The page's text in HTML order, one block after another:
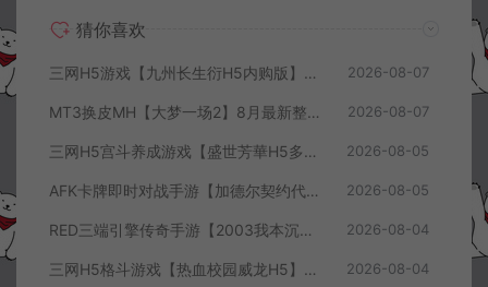
猜你喜欢
三网H5游戏【九州长生衍H5内购版】8月最新整理Linux手工服务端+管理后台+GM授权后台+简易安卓客户端+详细搭建教程+视频教程 2026-08-07
MT3换皮MH【大梦一场2】8月最新整理Linux手工服务端+源码+管理后台+安卓苹果双端+详细搭建教程+视频教程 2026-08-07
三网H5宫斗养成游戏【盛世芳華H5多区跨服代金券内购优化版】8月最新整理Linux手工服务端+CDK授权后台+全资源安卓+详细搭建教程+视频教程 2026-08-05
AFK卡牌即时对战手游【加德尔契约代金券内购修复版】8月最新整理Linux手工服务端+前后端全套源码+CDK授权后台+安卓苹果双端+详细搭建教程+视频教程 2026-08-05
RED三端引擎传奇手游【2003我本沉默三职业】8月最新整理Win一键服务端+PC安卓+详细搭建教程 2026-08-04
三网H5格斗游戏【热血校园威龙H5】8月最新整理Linux手工服务端+Win一键服务端+解压即玩+简易安卓客户端+详细搭建教程 2026-08-04